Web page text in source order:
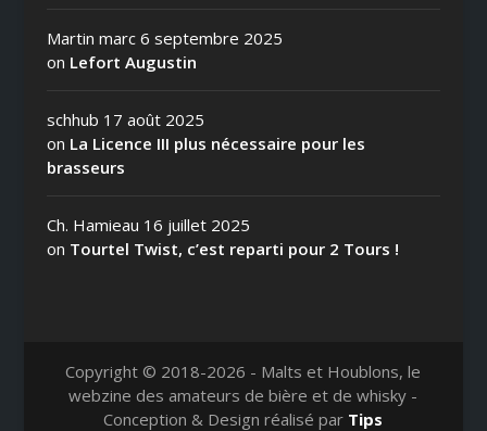
Martin marc 6 septembre 2025
on Lefort Augustin
schhub 17 août 2025
on La Licence III plus nécessaire pour les
brasseurs
Ch. Hamieau 16 juillet 2025
on Tourtel Twist, c’est reparti pour 2 Tours !
Copyright © 2018-2026 - Malts et Houblons, le
webzine des amateurs de bière et de whisky -
Conception & Design réalisé par Tips